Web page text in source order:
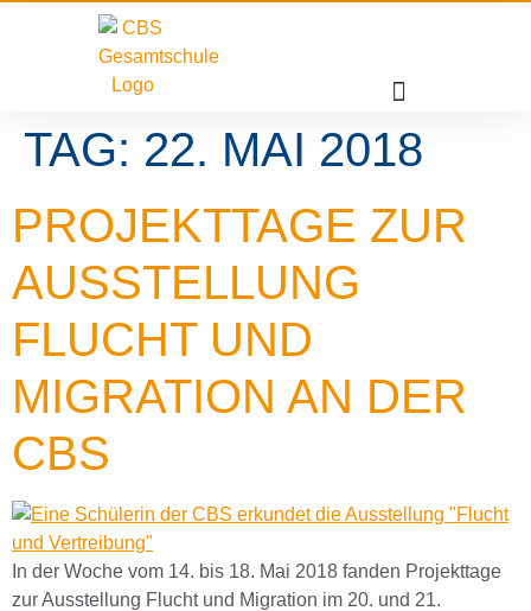
TAG: 22. MAI 2018
PROJEKTTAGE ZUR
AUSSTELLUNG
FLUCHT UND
MIGRATION AN DER
CBS
In der Woche vom 14. bis 18. Mai 2018 fanden Projekttage
zur Ausstellung Flucht und Migration im 20. und 21.